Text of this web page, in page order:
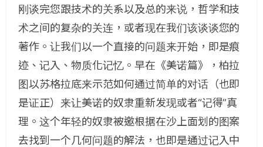
刚谈完您跟技术的关系以及总的来说，哲学和技
术之间的复杂的关连，或者现在我们该谈谈您的
著作。让我们以一个直接的问题来开始，即是痕
迹、记入、物质化记忆。早在《美诺篇》，柏拉
图以苏格拉底来示范如何通过简单的对话（也即
是证正）来让美诺的奴隶重新发现或者“记得”真
理。这个年轻的奴隶被邀根据在沙上面划的图案
去找到一个几何问题的解法，也即是通过记入中